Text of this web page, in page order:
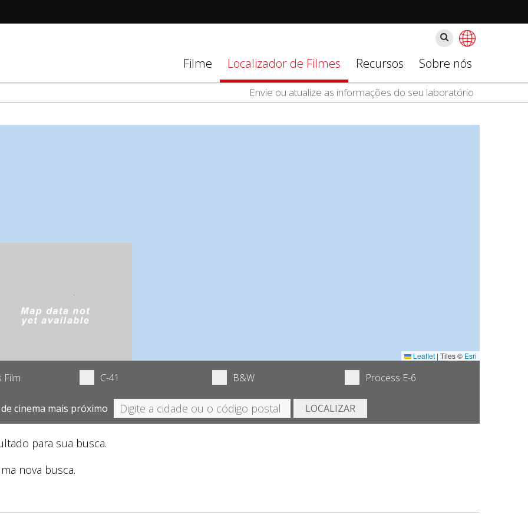
Filme Localizador de Filmes
Envie ou atualize as informações do seu laboratório
Recursos Sobre nós
Buscar
Leaflet | Tiles © Esri
Film C-41 B&W Process E-6
cinema mais próximo
para sua busca.
nova busca.